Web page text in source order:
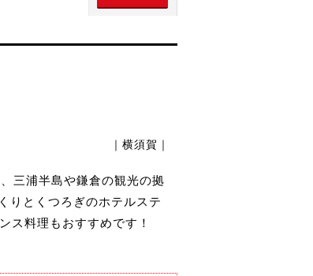
｜横須賀｜
三浦半島や鎌倉の観光の拠
りとくつろぎのホテルステ
ス料理もおすすめです！